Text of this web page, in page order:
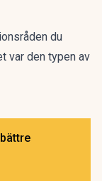
du
var den typen av